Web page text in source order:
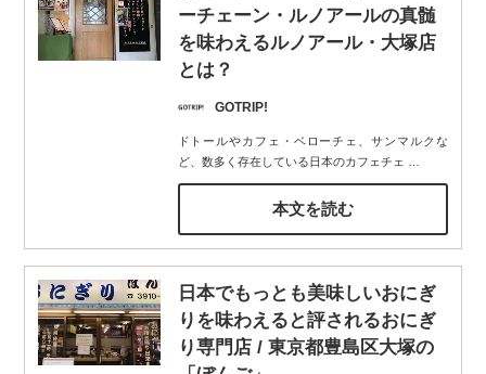
ーチェーン・ルノアールの真髄
を味わえるルノアール・大塚店
とは？
GOTRIP!
ドトールやカフェ・ベローチェ、サンマルクな
ど、数多く存在している日本のカフェチェ
本文を読む
日本でもっとも美味しいおにぎ
りを味わえると評されるおにぎ
り専門店 / 東京都豊島区大塚の